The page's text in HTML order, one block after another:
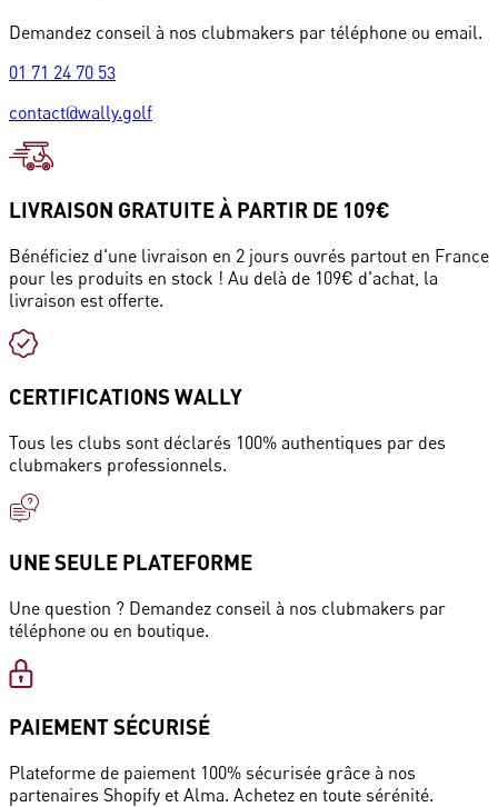
Demandez conseil à nos clubmakers par téléphone ou email.
01 71 24 70 53
contact@wally.golf
LIVRAISON GRATUITE À PARTIR DE 109€
Bénéficiez d'une livraison en 2 jours ouvrés partout en France
pour les produits en stock ! Au delà de 109€ d'achat, la
livraison est offerte.
CERTIFICATIONS WALLY
Tous les clubs sont déclarés 100% authentiques par des
clubmakers professionnels.
UNE SEULE PLATEFORME
Une question ? Demandez conseil à nos clubmakers par
téléphone ou en boutique.
PAIEMENT SÉCURISÉ
Plateforme de paiement 100% sécurisée grâce à nos
partenaires Shopify et Alma. Achetez en toute sérénité.